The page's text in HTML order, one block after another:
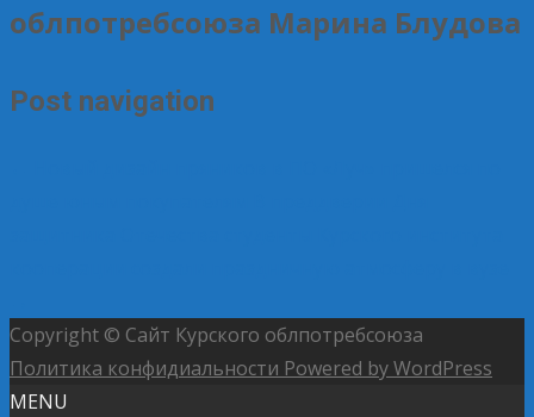
облпотребсоюза Марина Блудова
Post navigation
Copyright © Сайт Курского облпотребсоюза
Политика конфидиальности Powered by WordPress
MENU